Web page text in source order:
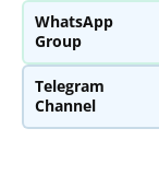
WhatsApp
Group
Telegram
Channel